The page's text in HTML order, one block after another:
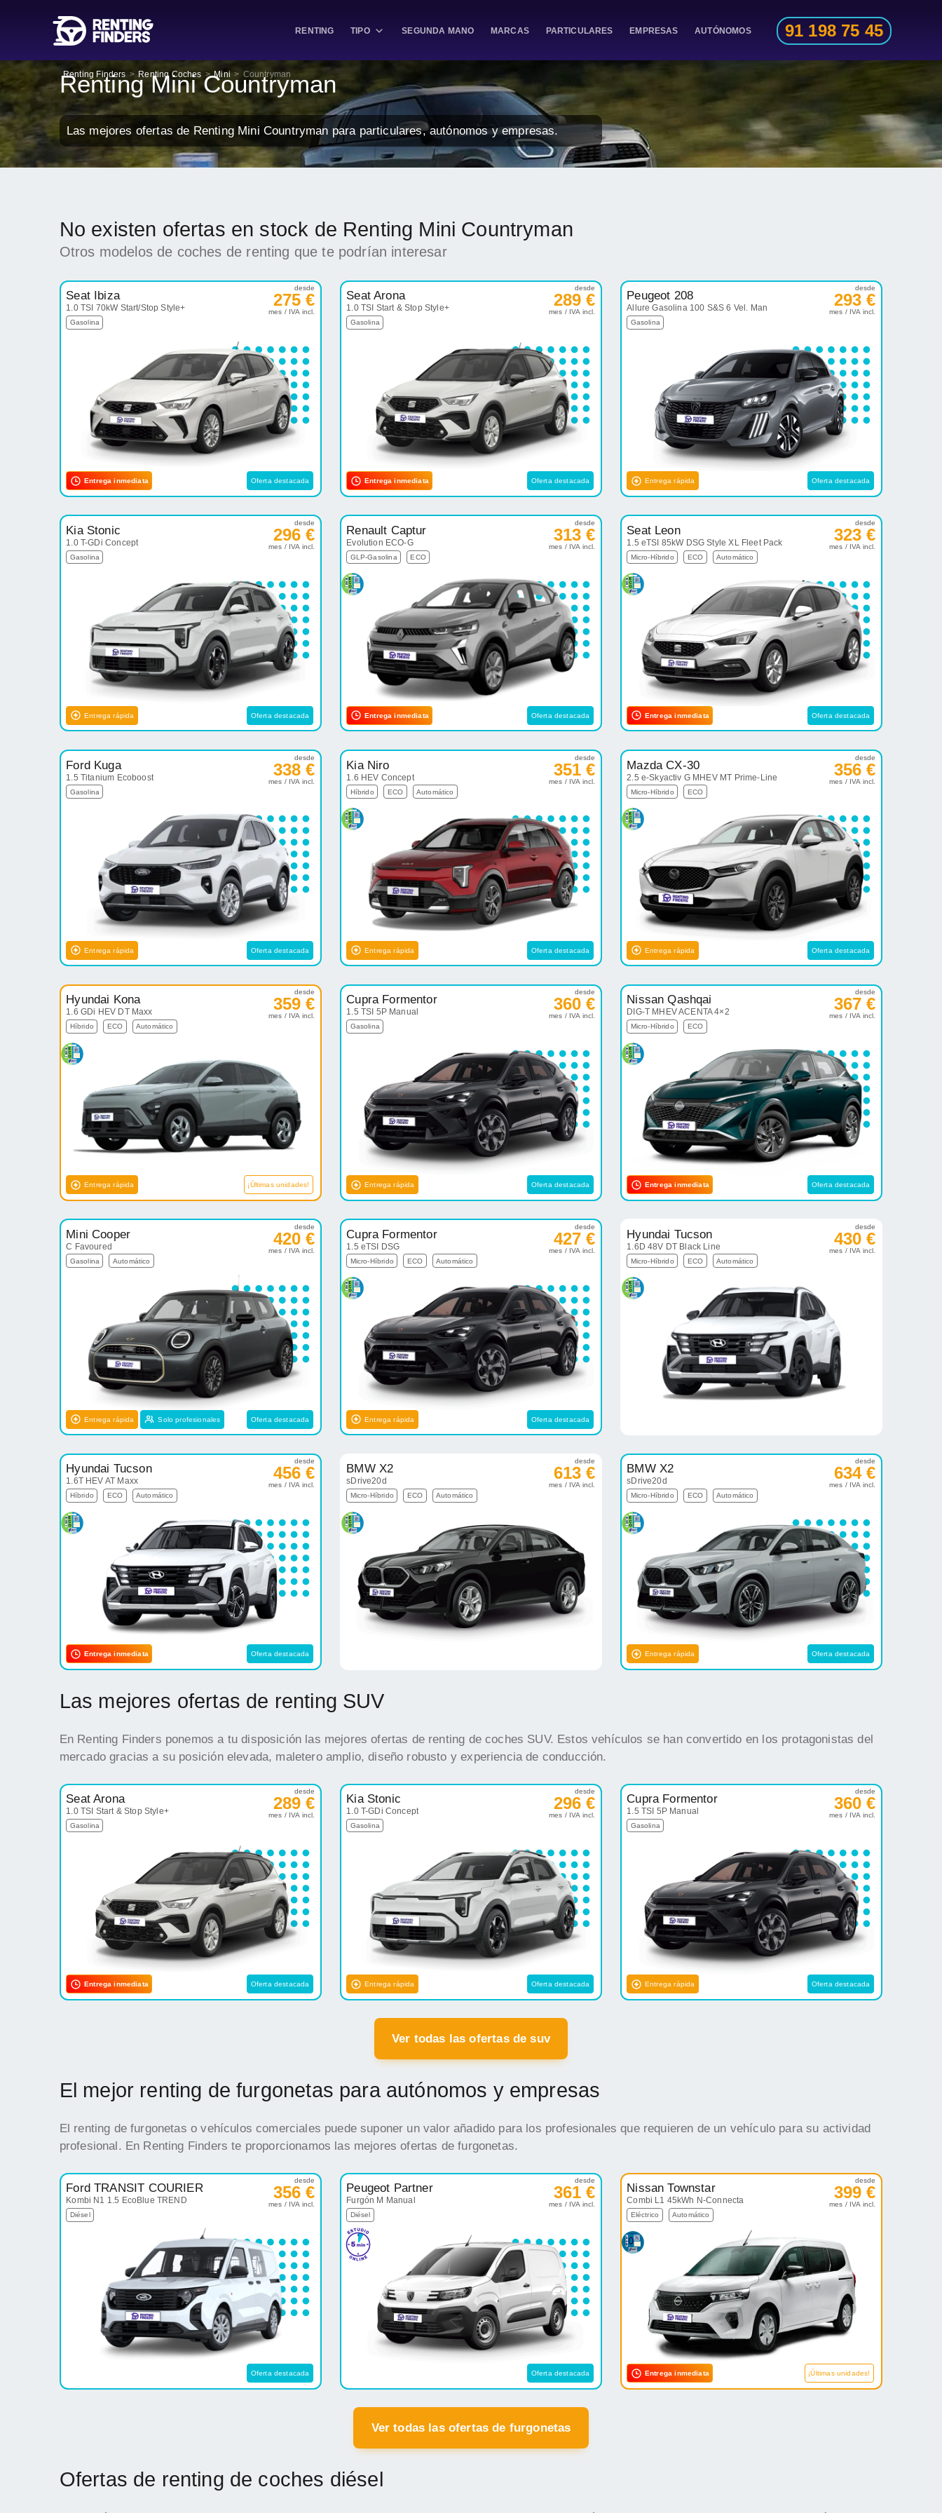
RENTING TIPO SEGUNDA MANO MARCAS PARTICULARES EMPRESAS AUTÓNOMOS 91 198 75 45
Renting Finders > Renting Coches > Mini > Countryman
Renting Mini Countryman
Las mejores ofertas de Renting Mini Countryman para particulares, autónomos y empresas.
No existen ofertas en stock de Renting Mini Countryman
Otros modelos de coches de renting que te podrían interesar
Seat Ibiza
1.0 TSI 70kW Start/Stop Style+
Gasolina
desde
275 €
mes / IVA incl.
Entrega inmediata Oferta destacada
Seat Arona
1.0 TSI Start & Stop Style+
Gasolina
desde
289 €
mes / IVA incl.
Entrega inmediata Oferta destacada
Peugeot 208
Allure Gasolina 100 S&S 6 Vel. Man
Gasolina
desde
293 €
mes / IVA incl.
Entrega rápida Oferta destacada
Kia Stonic
1.0 T-GDi Concept
Gasolina
desde
296 €
mes / IVA incl.
Entrega rápida Oferta destacada
Renault Captur
Evolution ECO-G
GLP-Gasolina ECO
desde
313 €
mes / IVA incl.
Entrega inmediata Oferta destacada
Seat Leon
1.5 eTSI 85kW DSG Style XL Fleet Pack
Micro-Híbrido ECO Automático
desde
323 €
mes / IVA incl.
Entrega inmediata Oferta destacada
Ford Kuga
1.5 Titanium Ecoboost
Gasolina
desde
338 €
mes / IVA incl.
Entrega rápida Oferta destacada
Kia Niro
1.6 HEV Concept
Híbrido ECO Automático
desde
351 €
mes / IVA incl.
Entrega rápida Oferta destacada
Mazda CX-30
2.5 e-Skyactiv G MHEV MT Prime-Line
Micro-Híbrido ECO
desde
356 €
mes / IVA incl.
Entrega rápida Oferta destacada
Hyundai Kona
1.6 GDi HEV DT Maxx
Híbrido ECO Automático
desde
359 €
mes / IVA incl.
Entrega rápida ¡Últimas unidades!
Cupra Formentor
1.5 TSI 5P Manual
Gasolina
desde
360 €
mes / IVA incl.
Entrega rápida Oferta destacada
Nissan Qashqai
DIG-T MHEV ACENTA 4×2
Micro-Híbrido ECO
desde
367 €
mes / IVA incl.
Entrega inmediata Oferta destacada
Mini Cooper
C Favoured
Gasolina Automático
desde
420 €
mes / IVA incl.
Entrega rápida Solo profesionales Oferta destacada
Cupra Formentor
1.5 eTSI DSG
Micro-Híbrido ECO Automático
desde
427 €
mes / IVA incl.
Entrega rápida Oferta destacada
Hyundai Tucson
1.6D 48V DT Black Line
Micro-Híbrido ECO Automático
desde
430 €
mes / IVA incl.
Hyundai Tucson
1.6T HEV AT Maxx
Híbrido ECO Automático
desde
456 €
mes / IVA incl.
Entrega inmediata Oferta destacada
BMW X2
sDrive20d
Micro-Híbrido ECO Automático
desde
613 €
mes / IVA incl.
BMW X2
sDrive20d
Micro-Híbrido ECO Automático
desde
634 €
mes / IVA incl.
Entrega rápida Oferta destacada
Las mejores ofertas de renting SUV
En Renting Finders ponemos a tu disposición las mejores ofertas de renting de coches SUV. Estos vehículos se han convertido en los protagonistas del
mercado gracias a su posición elevada, maletero amplio, diseño robusto y experiencia de conducción.
Seat Arona
1.0 TSI Start & Stop Style+
Gasolina
desde
289 €
mes / IVA incl.
Entrega inmediata Oferta destacada
Kia Stonic
1.0 T-GDi Concept
Gasolina
desde
296 €
mes / IVA incl.
Entrega rápida Oferta destacada
Cupra Formentor
1.5 TSI 5P Manual
Gasolina
desde
360 €
mes / IVA incl.
Entrega rápida Oferta destacada
Ver todas las ofertas de suv
El mejor renting de furgonetas para autónomos y empresas
El renting de furgonetas o vehículos comerciales puede suponer un valor añadido para los profesionales que requieren de un vehículo para su actividad
profesional. En Renting Finders te proporcionamos las mejores ofertas de furgonetas.
Ford TRANSIT COURIER
Kombi N1 1.5 EcoBlue TREND
Diésel
desde
356 €
mes / IVA incl.
Oferta destacada
Peugeot Partner
Furgón M Manual
Diésel
desde
361 €
mes / IVA incl.
Oferta destacada
Nissan Townstar
Combi L1 45kWh N-Connecta
Eléctrico Automático
desde
399 €
mes / IVA incl.
Entrega inmediata ¡Últimas unidades!
Ver todas las ofertas de furgonetas
Ofertas de renting de coches diésel